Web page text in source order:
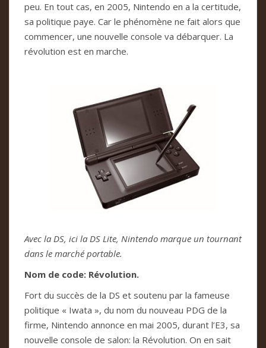
peu. En tout cas, en 2005, Nintendo en a la certitude,
sa politique paye. Car le phénomène ne fait alors que
commencer, une nouvelle console va débarquer. La
révolution est en marche.
Avec la DS, ici la DS Lite, Nintendo marque un tournant
dans le marché portable.
Nom de code: Révolution.
Fort du succès de la DS et soutenu par la fameuse
politique « Iwata », du nom du nouveau PDG de la
firme, Nintendo annonce en mai 2005, durant l’E3, sa
nouvelle console de salon: la Révolution. On en sait